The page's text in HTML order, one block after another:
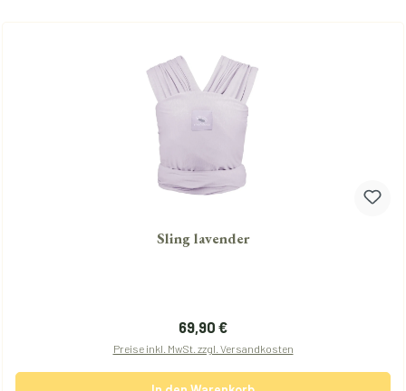
Sling lavender
Regulärer Preis:
69,90 €
Preise inkl. MwSt. zzgl. Versandkosten